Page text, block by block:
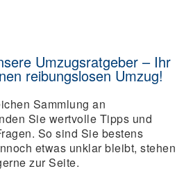
Umzugsratgeber – Ihr
reibungslosen Umzug!
Sammlung an
Sie wertvolle Tipps und
So sind Sie bestens
etwas unklar bleibt, stehen
zur Seite.